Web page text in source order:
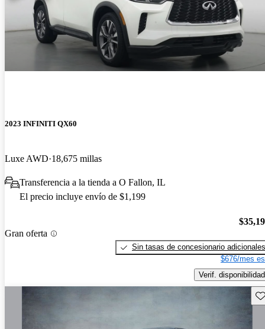
2023 INFINITI QX60
Luxe AWD 18,675 millas
Transferencia a la tienda a O Fallon, IL
El precio incluye envío de $1,199
Gran oferta
Sin tasas de concesionario adicionales
$676/mes
Verif. disponibilidad